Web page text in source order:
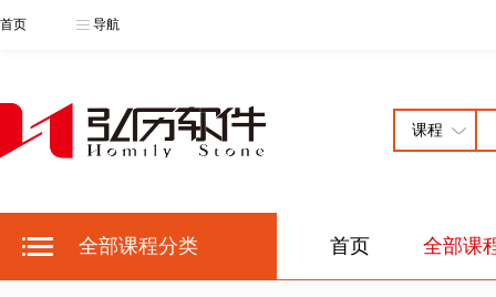
首页 导航
全部课程分类 首页 全部课